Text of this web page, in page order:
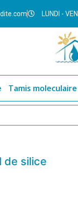
LUNDI -
Tamis moleculaire
de silice